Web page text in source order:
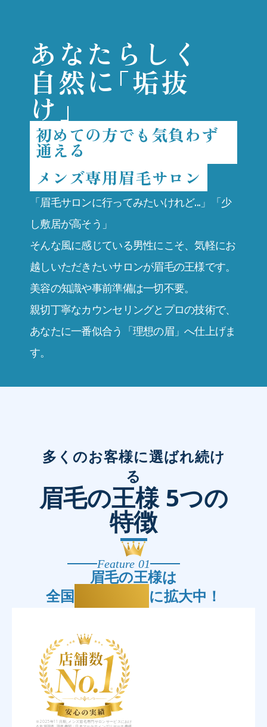
あなたらしく
自然に「垢抜
け」
初めての方でも気負わず
通える
メンズ専用眉毛サロン
「眉毛サロンに行ってみたいけれど...」「少
し敷居が高そう」
そんな風に感じている男性にこそ、気軽にお
越しいただきたいサロンが眉毛の王様です。
美容の知識や事前準備は一切不要。
親切丁寧なカウンセリングとプロの技術で、
あなたに一番似合う「理想の眉」へ仕上げま
す。
多くのお客様に選ばれ続け
る
眉毛の王様 5つの
特徴
Feature 01
眉毛の王様は
全国25店舗に拡大中！
※2025年11月期_メンズ眉毛専門サロンサービスにおけ